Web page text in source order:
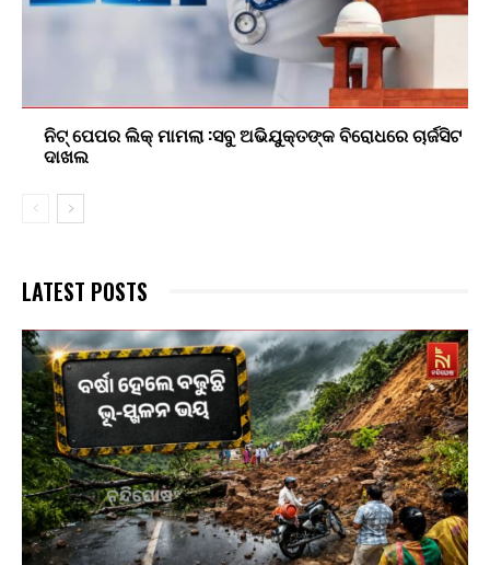
ନିଟ୍ ପେପର ଲିକ୍ ମାମଲା :ସବୁ ଅଭିଯୁକ୍ତଙ୍କ ବିରୋଧରେ ଚାର୍ଜସିଟ
ଦାଖଲ
LATEST POSTS